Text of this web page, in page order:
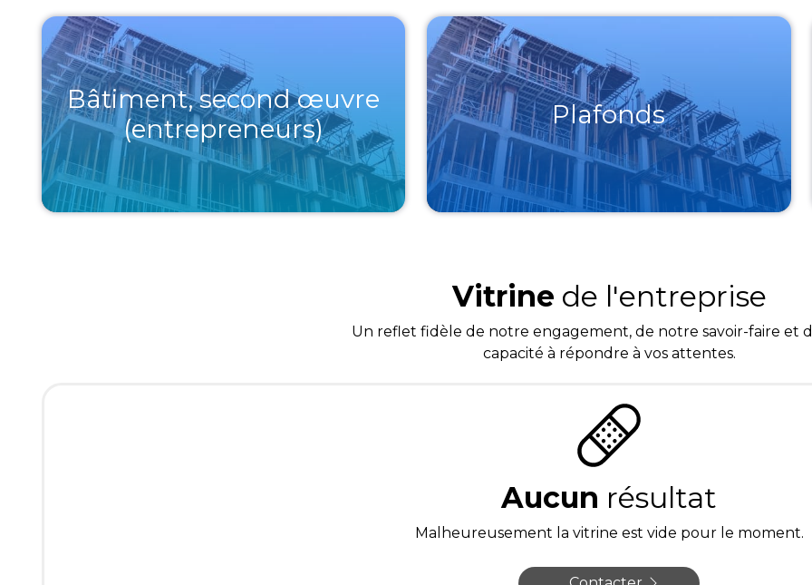
Bâtiment, second œuvre
(entrepreneurs)
Plafonds
Vitrine de l'entreprise
Un reflet fidèle de notre engagement, de notre savoir-faire et
capacité à répondre à vos attentes.
Aucun résultat
Malheureusement la vitrine est vide pour le moment.